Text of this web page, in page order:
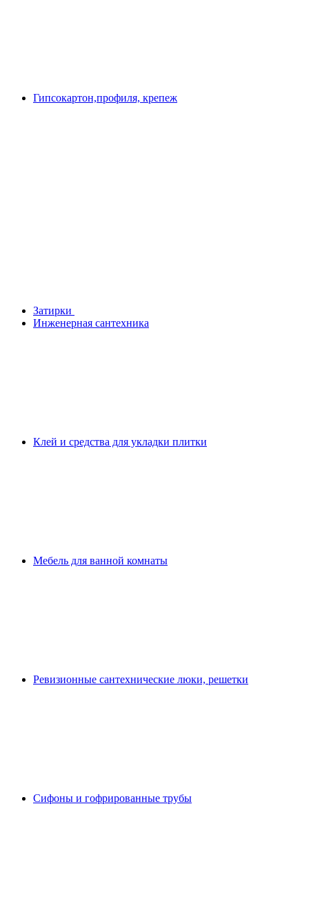
Гипсокартон,профиля, крепеж
Затирки
Инженерная сантехника
Клей и средства для укладки плитки
Мебель для ванной комнаты
Ревизионные сантехнические люки, решетки
Сифоны и гофрированные трубы